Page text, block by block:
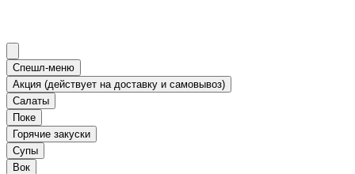
Спешл-меню
Акция (действует на доставку и самовывоз)
Салаты
Поке
Горячие закуски
Супы
Вок